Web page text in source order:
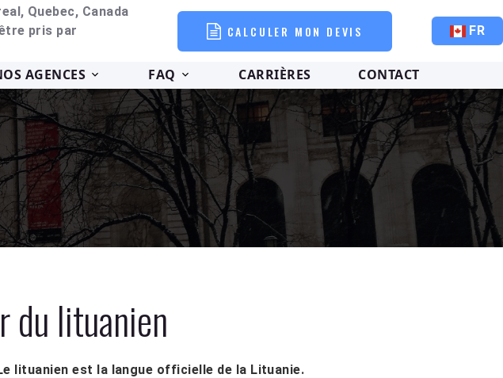
Quebec, Canada
pris par
CALCULER MON DEVIS FR
AGENCES FAQ CARRIÈRES CONTACT
du lituanien
lituanien est la langue officielle de la Lituanie.